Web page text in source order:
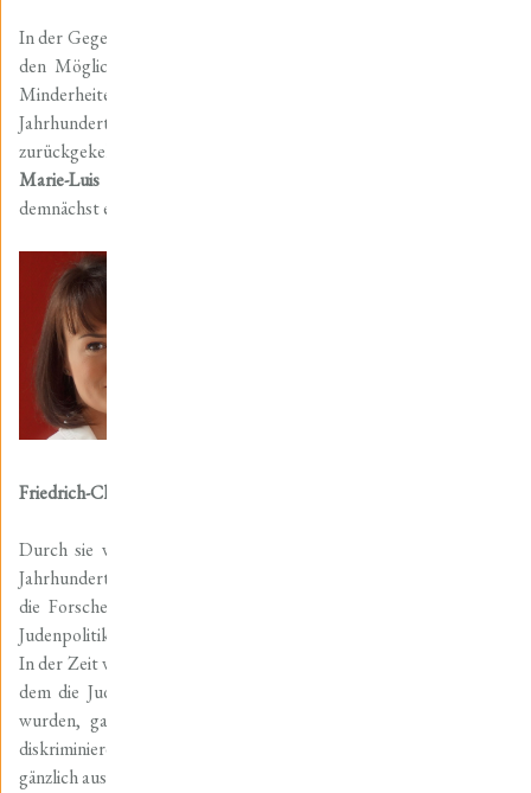
In der Gegenwart wie auch in der Vergangenheit ist die Frage nach
den Möglichkeiten, Chancen und Grenzen der Integration von
Minderheiten im Fokus von Politik und Gesellschaft. Im 19.
Jahrhundert bewegte die Integration der nach Nordhausen
zurückgekehrten Juden die Gemüter. Die
Marie-Luis Zahradnik
demnächst erscheint ihre Dissertation…
Friedrich-Christian-Lesser-Stiftung
Durch sie wird die Forschung zur Integration der Juden im 19.
Jahrhundert um eine lokale Studie ergänzt. Mit Nordhausen hat
die Forscherin eine Stadt gewählt, in der der Umbruch in der
Judenpolitik am Anfang des 19. Jahrhunderts besonders groß war:
In der Zeit vor dem 1807 entstandenen Königreich Westphalen, in
dem die Juden den anderen Untertanen rechtlich gleichgestellt
wurden, gab es in der ehemaligen freien Reichsstadt eine so
diskriminierende Judenpolitik, dass das Wohnen von Juden dort
gänzlich ausgeschlossen war.